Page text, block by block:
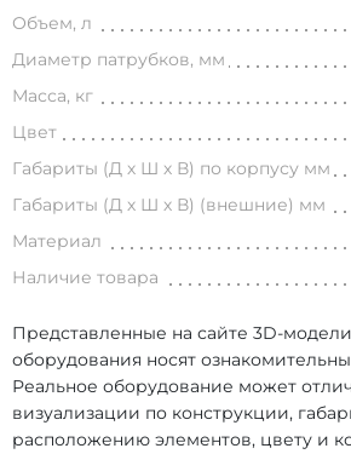
Объем, л
Диаметр патрубков, мм
Масса, кг
Цвет
Габариты (Д х Ш х В) по корпусу мм
Габариты (Д х Ш х В) (внешние) мм
Материал
Наличие товара
Представленные на сайте 3D-
оборудования носят
Реальное оборудование может
визуализации по конструкции,
расположению элементов, цвету и